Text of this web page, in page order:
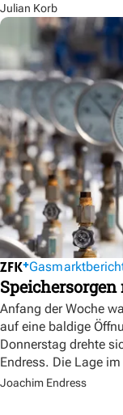
Julian Korb
Anfang der Woche
auf eine baldige
Donnerstag drehte
Endress. Die Lage
Joachim Endress